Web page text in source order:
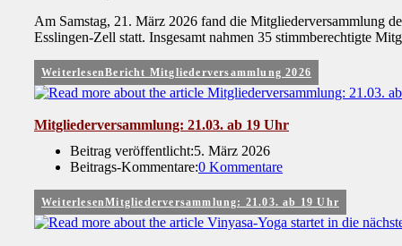
Am Samstag, 21. März 2026 fand die Mitgliederversammlung
Esslingen-Zell statt. Insgesamt nahmen 35 stimmberechtigte
WeiterlesenBericht Mitgliederversammlung 2026
Mitgliederversammlung: 21.03. ab 19 Uhr
Beitrag veröffentlicht:5. März 2026
Beitrags-Kommentare:0 Kommentare
WeiterlesenMitgliederversammlung: 21.03. ab 19 Uhr